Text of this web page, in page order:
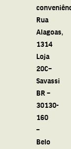
Rua
Alagoas,
1314
Loja
20C–
Savassi
BR –
30130-
160
–
Belo